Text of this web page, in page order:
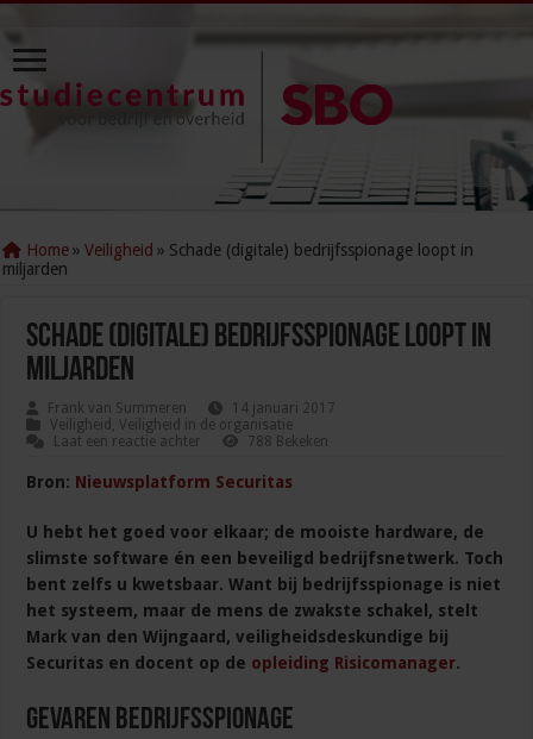
Home » Veiligheid » Schade (digitale) bedrijfsspionage loopt in
miljarden
Schade (digitale) bedrijfsspionage loopt in
miljarden
Frank van Summeren
14 januari 2017
Veiligheid ,Veiligheid in de organisatie
Laat een reactie achter
788 Bekeken
Bron: Nieuwsplatform Securitas
U hebt het goed voor elkaar; de mooiste hardware, de
slimste software én een beveiligd bedrijfsnetwerk. Toch
bent zelfs u kwetsbaar. Want bij bedrijfsspionage is niet
het systeem, maar de mens de zwakste schakel, stelt
Mark van den Wijngaard, veiligheidsdeskundige bij
Securitas en docent op de opleiding Risicomanager.
Gevaren bedrijfsspionage